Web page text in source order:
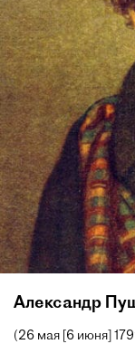
Александр
(26 мая [6 июня]